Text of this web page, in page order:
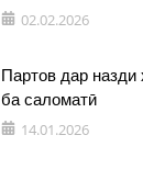
02.02.2026
Партов дар назди
ба саломатӣ
14.01.2026